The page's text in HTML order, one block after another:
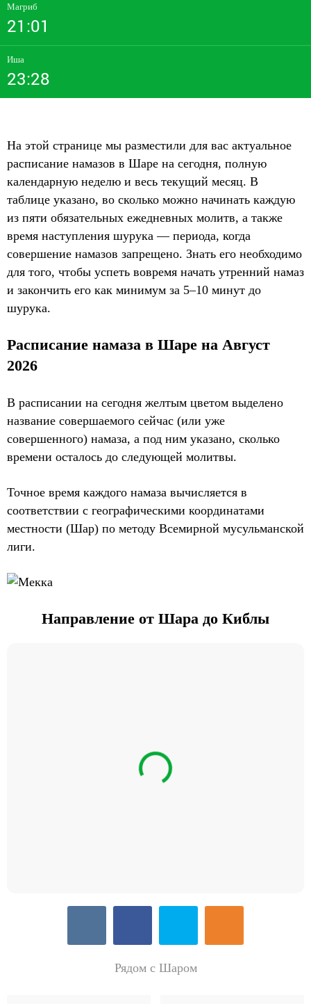
Магриб
21:01
Иша
23:28
На этой странице мы разместили для вас актуальное
расписание намазов в Шаре на сегодня, полную
календарную неделю и весь текущий месяц. В
таблице указано, во сколько можно начинать каждую
из пяти обязательных ежедневных молитв, а также
время наступления шурука — периода, когда
совершение намазов запрещено. Знать его необходимо
для того, чтобы успеть вовремя начать утренний намаз
и закончить его как минимум за 5–10 минут до
шурука.
Расписание намаза в Шаре на Август
2026
В расписании на сегодня желтым цветом выделено
название совершаемого сейчас (или уже
совершенного) намаза, а под ним указано, сколько
времени осталось до следующей молитвы.
Точное время каждого намаза вычисляется в
соответствии с географическими координатами
местности (Шар) по методу Всемирной мусульманской
лиги.
Направление от Шара до Киблы
Рядом с Шаром